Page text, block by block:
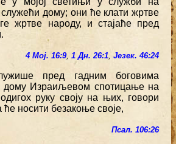
дому; они ће клати жртве
жртве народу, и стајаће пред
4 Мој. 16:9, 1 Дн. 26:1, Језек. 46:24
пред гадним боговима
Израиљевом спотицање на
руку своју на њих, говори
ће носити безакоње своје,
Псал. 106:26